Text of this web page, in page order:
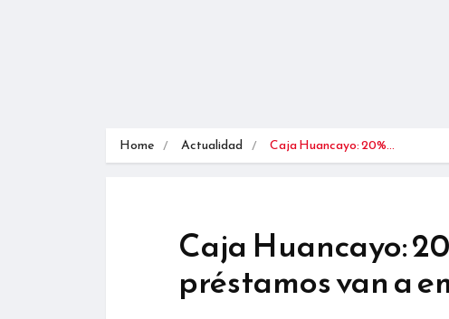
Home Actualidad Caja Huancayo: 20%…
Caja Huancayo:
préstamos van a